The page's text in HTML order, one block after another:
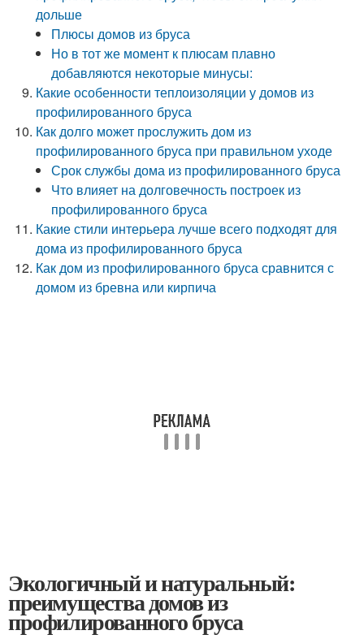
дольше
Плюсы домов из бруса
Но в тот же момент к плюсам плавно
добавляются некоторые минусы:
Какие особенности теплоизоляции у домов из
профилированного бруса
Как долго может прослужить дом из
профилированного бруса при правильном уходе
Срок службы дома из профилированного бруса
Что влияет на долговечность построек из
профилированного бруса
Какие стили интерьера лучше всего подходят для
дома из профилированного бруса
Как дом из профилированного бруса сравнится с
домом из бревна или кирпича
Экологичный и натуральный:
преимущества домов из
профилированного бруса